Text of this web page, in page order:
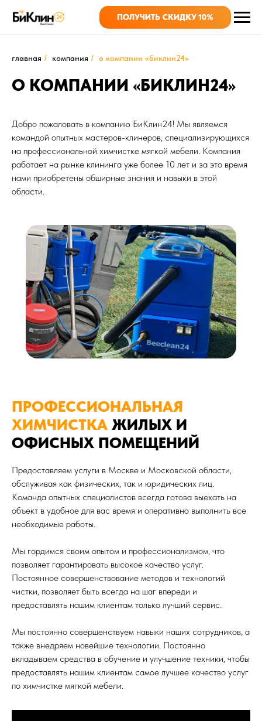
ПОЛУЧИТЬ СКИДКУ 10%
главная / компания / о компании «биклин24»
О КОМПАНИИ «БИКЛИН24»
Добро пожаловать в компанию БиКлин24! Мы являемся
командой опытных мастеров-клинеров, специализирующихся
на профессиональной химчистке мягкой мебели. Компания
работает на рынке клининга уже более 10 лет и за это время
нами приобретены обширные знания и навыки в этой
области.
ПРОФЕССИОНАЛЬНАЯ
ХИМЧИСТКА ЖИЛЫХ И
ОФИСНЫХ ПОМЕЩЕНИЙ
Предоставляем услуги в Москве и Московской области,
обслуживая как физических, так и юридических лиц.
Команда опытных специалистов всегда готова выехать на
объект в удобное для вас время и оперативно выполнить все
необходимые работы.
Мы гордимся своим опытом и профессионализмом, что
позволяет гарантировать высокое качество услуг.
Постоянное совершенствование методов и технологий
чистки, позволяет быть всегда на шаг впереди и
предоставлять нашим клиентам только лучший сервис.
Мы постоянно совершенствуем навыки наших сотрудников, а
также внедряем новейшие технологии. Постоянно
вкладываем средства в обучение и улучшение техники, чтобы
предоставлять нашим клиентам самое лучшее качество услуг
по химчистке мягкой мебели.